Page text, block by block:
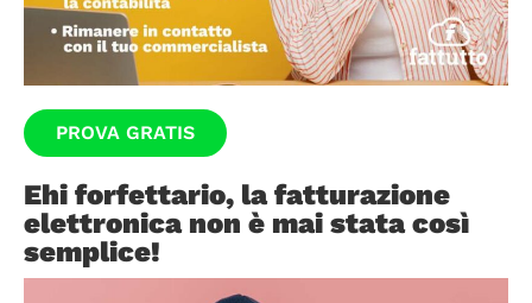
PROVA GRATIS
Ehi forfettario, la fatturazione
elettronica non è mai stata così
semplice!